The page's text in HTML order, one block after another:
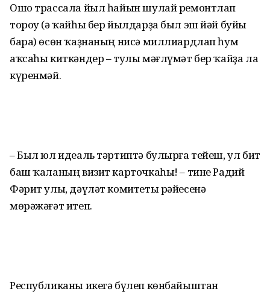
Ошо трассала йыл һайын шулай ремонтлап
тороу (ә ҡайһы бер йылдарҙа был эш йәй буйы
бара) өсөн ҡаҙнаның нисә миллиардлап һум
аҡсаһы киткәндер – тулы мәғлүмәт бер ҡайҙа ла
күренмәй.
– Был юл идеаль тәртиптә булырға тейеш, ул бит
баш ҡаланың визит карточкаһы! – тине Радий
Фәрит улы, дәүләт комитеты рәйесенә
мөрәжәғәт итеп.
Республиканы икегә бүлеп көнбайыштан